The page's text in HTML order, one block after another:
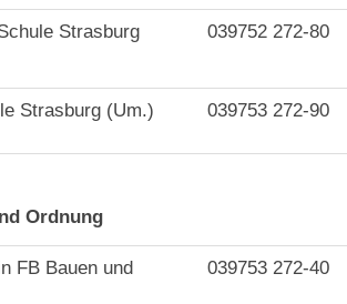
Strasburg
039752 272-80
Strasburg (Um.) 039753 272-90
Ordnung
FB Bauen und
039753 272-40